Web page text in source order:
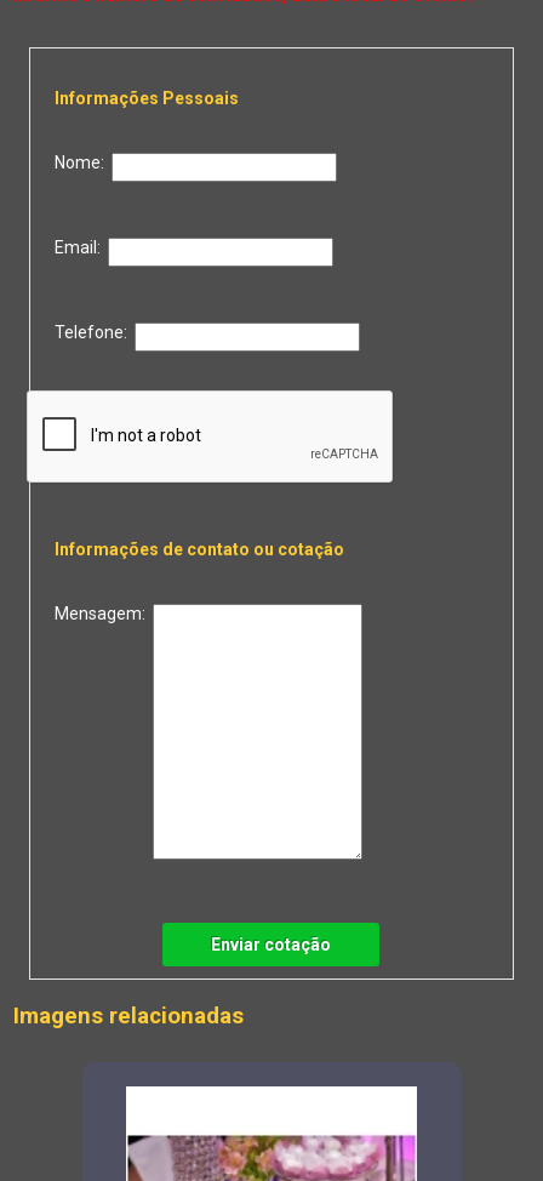
Informações Pessoais
Nome:
Email:
Telefone:
Informações de contato ou cotação
Mensagem:
Enviar cotação
Imagens relacionadas